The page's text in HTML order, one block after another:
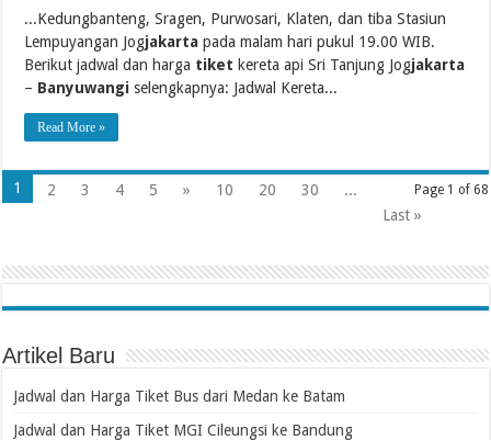
...Kedungbanteng, Sragen, Purwosari, Klaten, dan tiba Stasiun
Lempuyangan Jogjakarta pada malam hari pukul 19.00 WIB.
Berikut jadwal dan harga tiket kereta api Sri Tanjung Jogjakarta
– Banyuwangi selengkapnya: Jadwal Kereta...
Read More »
Page 1 of 68
1 2 3 4 5 » 10 20 30
...
Last »
Artikel Baru
Jadwal dan Harga Tiket Bus dari Medan ke Batam
Jadwal dan Harga Tiket MGI Cileungsi ke Bandung